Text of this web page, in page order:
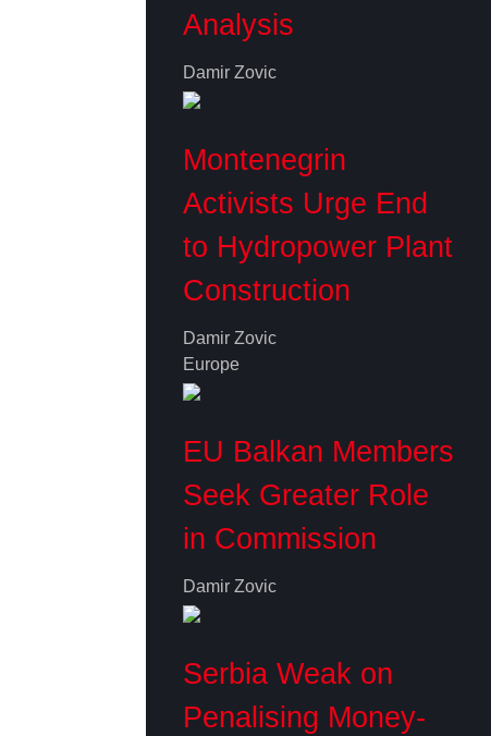
Analysis
Damir Zovic
Montenegrin
Activists Urge End
to Hydropower Plant
Construction
Damir Zovic
Europe
EU Balkan Members
Seek Greater Role
in Commission
Damir Zovic
Serbia Weak on
Penalising Money-